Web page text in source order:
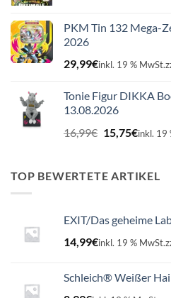
PKM Tin 132 Mega-
2026
29,99€inkl. 19 % MwSt.
Tonie Figur DIKKA
13.08.2026
16,99€
Preis
16,99€
15,75€
15,75€.
inkl. 19
TOP BEWERTETE ARTIKEL
EXIT/Das geheime
14,99€inkl. 19 % MwSt.
Schleich® Weißer Hai